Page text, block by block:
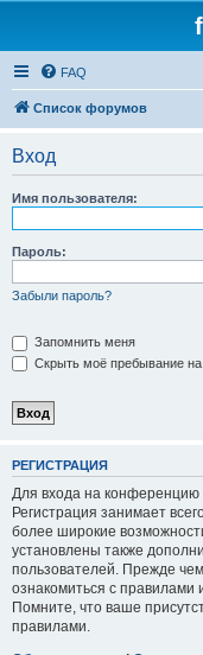
FAQ
Список форумов
Вход
Имя пользователя:
Пароль:
Забыли пароль?
Запомнить меня
Скрыть моё пребывание
РЕГИСТРАЦИЯ
Для входа на конференцию
Регистрация занимает
более широкие
установлены также
пользователей. Прежде
ознакомиться с правилами
Помните, что ваше
правилами.